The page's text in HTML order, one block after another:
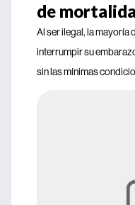
de
Al ser ilegal, la mayoría
interrumpir su
sin las mínimas